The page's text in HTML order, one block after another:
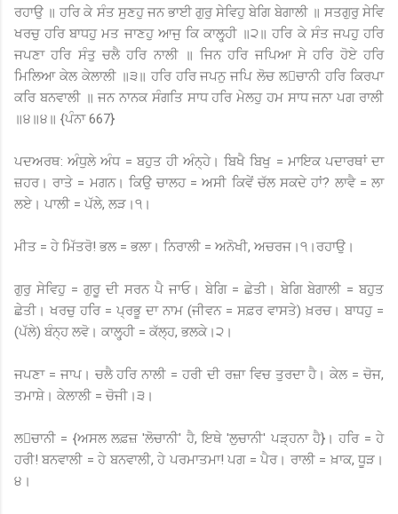
ਰਹਾਉ ॥ ਹਰਿ ਕੇ ਸੰਤ ਸੁਣਹੁ ਜਨ ਭਾਈ ਗੁਰੁ ਸੇਵਿਹੁ ਬੇਗਿ ਬੇਗਾਲੀ ॥ ਸਤਗੁਰੁ ਸੇਵਿ
ਖਰਚੁ ਹਰਿ ਬਾਧਹੁ ਮਤ ਜਾਣਹੁ ਆਜੁ ਕਿ ਕਾਲ੍ਹ੍ਹੀ ॥੨॥ ਹਰਿ ਕੇ ਸੰਤ ਜਪਹੁ ਹਰਿ
ਜਪਣਾ ਹਰਿ ਸੰਤੁ ਚਲੈ ਹਰਿ ਨਾਲੀ ॥ ਜਿਨ ਹਰਿ ਜਪਿਆ ਸੇ ਹਰਿ ਹੋਏ ਹਰਿ
ਮਿਲਿਆ ਕੇਲ ਕੇਲਾਲੀ ॥੩॥ ਹਰਿ ਹਰਿ ਜਪਨੁ ਜਪਿ ਲੋਚ ਲਚਾਨੀ ਹਰਿ ਕਿਰਪਾ
ਕਰਿ ਬਨਵਾਲੀ ॥ ਜਨ ਨਾਨਕ ਸੰਗਤਿ ਸਾਧ ਹਰਿ ਮੇਲਹੁ ਹਮ ਸਾਧ ਜਨਾ ਪਗ ਰਾਲੀ
॥੪॥੪॥ {ਪੰਨਾ 667}
ਪਦਅਰਥ: ਅੰਧੁਲੇ ਅੰਧ = ਬਹੁਤ ਹੀ ਅੰਨ੍ਹੇ। ਬਿਖੈ ਬਿਖੁ = ਮਾਇਕ ਪਦਾਰਥਾਂ ਦਾ
ਜ਼ਹਰ। ਰਾਤੇ = ਮਗਨ। ਕਿਉ ਚਾਲਹ = ਅਸੀ ਕਿਵੇਂ ਚੱਲ ਸਕਦੇ ਹਾਂ? ਲਾਵੈ = ਲਾ
ਲਏ। ਪਾਲੀ = ਪੱਲੇ, ਲੜ।੧।
ਮੀਤ = ਹੇ ਮਿੱਤਰੋ! ਭਲ = ਭਲਾ। ਨਿਰਾਲੀ = ਅਨੋਖੀ, ਅਚਰਜ।੧।ਰਹਾਉ।
ਗੁਰੁ ਸੇਵਿਹੁ = ਗੁਰੂ ਦੀ ਸਰਨ ਪੈ ਜਾਓ। ਬੇਗਿ = ਛੇਤੀ। ਬੇਗਿ ਬੇਗਾਲੀ = ਬਹੁਤ
ਛੇਤੀ। ਖਰਚੁ ਹਰਿ = ਪ੍ਰਭੂ ਦਾ ਨਾਮ (ਜੀਵਨ = ਸਫ਼ਰ ਵਾਸਤੇ) ਖ਼ਰਚ। ਬਾਧਹੁ =
(ਪੱਲੇ) ਬੰਨ੍ਹ ਲਵੋ। ਕਾਲ੍ਹ੍ਹੀ = ਕੱਲ੍ਹ, ਭਲਕੇ।੨।
ਜਪਣਾ = ਜਾਪ। ਚਲੈ ਹਰਿ ਨਾਲੀ = ਹਰੀ ਦੀ ਰਜ਼ਾ ਵਿਚ ਤੁਰਦਾ ਹੈ। ਕੇਲ = ਚੋਜ,
ਤਮਾਸ਼ੇ। ਕੇਲਾਲੀ = ਚੋਜੀ।੩।
ਲਚਾਨੀ = {ਅਸਲ ਲਫ਼ਜ਼ 'ਲੋਚਾਨੀ' ਹੈ, ਇਥੇ 'ਲੁਚਾਨੀ' ਪੜ੍ਹਨਾ ਹੈ}। ਹਰਿ = ਹੇ
ਹਰੀ! ਬਨਵਾਲੀ = ਹੇ ਬਨਵਾਲੀ, ਹੇ ਪਰਮਾਤਮਾ! ਪਗ = ਪੈਰ। ਰਾਲੀ = ਖ਼ਾਕ, ਧੂੜ।
੪।